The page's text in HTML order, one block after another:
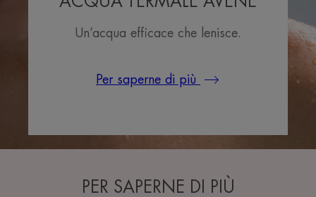
Un’acqua efficace che lenisce.
Per saperne di più
PER SAPERNE DI PIÙ